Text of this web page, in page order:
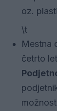
oz.
\t
Mestna
četrto